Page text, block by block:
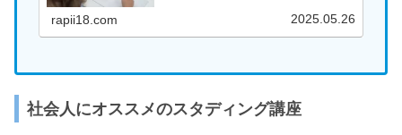
rapii18.com 2025.05.26
社会人にオススメのスタディング講座